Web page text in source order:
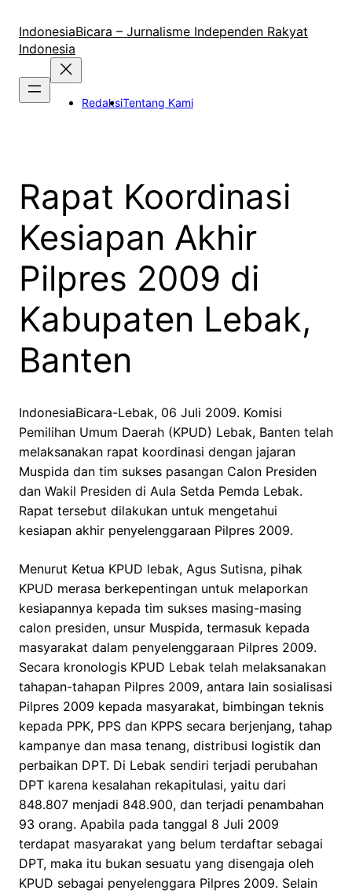
konten
IndonesiaBicara – Jurnalisme Independen Rakyat
Indonesia
RedaksiTentang Kami
Rapat Koordinasi
Kesiapan Akhir
Pilpres 2009 di
Kabupaten Lebak,
Banten
IndonesiaBicara-Lebak, 06 Juli 2009. Komisi
Pemilihan Umum Daerah (KPUD) Lebak, Banten telah
melaksanakan rapat koordinasi dengan jajaran
Muspida dan tim sukses pasangan Calon Presiden
dan Wakil Presiden di Aula Setda Pemda Lebak.
Rapat tersebut dilakukan untuk mengetahui
kesiapan akhir penyelenggaraan Pilpres 2009.
Menurut Ketua KPUD lebak, Agus Sutisna, pihak
KPUD merasa berkepentingan untuk melaporkan
kesiapannya kepada tim sukses masing-masing
calon presiden, unsur Muspida, termasuk kepada
masyarakat dalam penyelenggaraan Pilpres 2009.
Secara kronologis KPUD Lebak telah melaksanakan
tahapan-tahapan Pilpres 2009, antara lain sosialisasi
Pilpres 2009 kepada masyarakat, bimbingan teknis
kepada PPK, PPS dan KPPS secara berjenjang, tahap
kampanye dan masa tenang, distribusi logistik dan
perbaikan DPT. Di Lebak sendiri terjadi perubahan
DPT karena kesalahan rekapitulasi, yaitu dari
848.807 menjadi 848.900, dan terjadi penambahan
93 orang. Apabila pada tanggal 8 Juli 2009
terdapat masyarakat yang belum terdaftar sebagai
DPT, maka itu bukan sesuatu yang disengaja oleh
KPUD sebagai penyelenggara Pilpres 2009. Selain